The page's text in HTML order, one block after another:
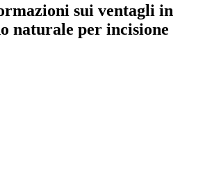
sui ventagli in
naturale per incisione